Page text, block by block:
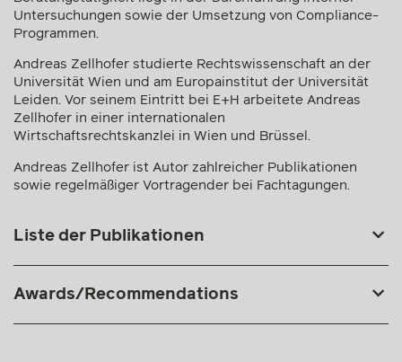
(Urheberrecht, Marken-, Muster- und Patentrecht) sowie
in den Bereichen IT- und Datenschutzrecht. Zudem
verfügt er über langjährige Erfahrung in der Beratung und
Vertretung nationaler und internationaler Unternehmen in
Kartell-, Missbrauchs- und Fusionskontrollverfahren
sowie im Beihilferecht. Ein weiterer Schwerpunkt seiner
Beratungstätigkeit liegt in der Durchführung interner
Untersuchungen sowie der Umsetzung von Compliance-
Andreas Zellhofer studierte Rechtswissenschaft an der
Zellhofer in einer internationalen
Andreas Zellhofer ist Autor zahlreicher Publikationen
sowie regelmäßiger Vortragender bei Fachtagungen.